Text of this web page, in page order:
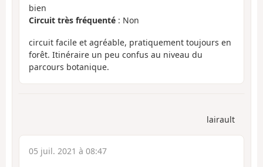
bien
Circuit très fréquenté : Non
circuit facile et agréable, pratiquement toujours en
forêt. Itinéraire un peu confus au niveau du
parcours botanique.
lairault
05 juil. 2021 à 08:47